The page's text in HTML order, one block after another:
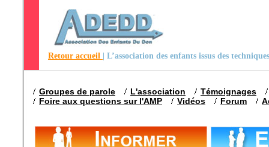
Retour accueil | L’association des enfants issus des
Groupes de parole L'association
Témoignages
Foire aux questions sur l'AMP
Vidéos Forum